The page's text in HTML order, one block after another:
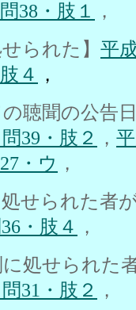
38・肢１
，
られた】 平
４ ，
聴聞の公告
39・肢２ ，
・ウ ，
処せられた者
・肢４
，
に処せられた
31・肢２
，